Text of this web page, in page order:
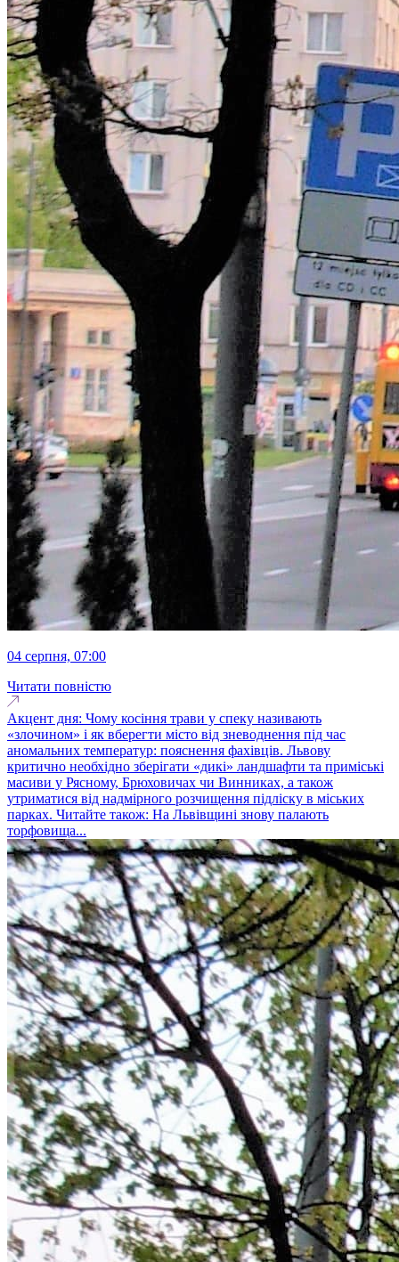
04 серпня, 07:00
Читати повністю
Акцент дня: Чому косіння трави у спеку називають
«злочином» і як вберегти місто від зневоднення під час
аномальних температур: пояснення фахівців. Львову
критично необхідно зберігати «дикі» ландшафти та приміські
масиви у Рясному, Брюховичах чи Винниках, а також
утриматися від надмірного розчищення підліску в міських
парках. Читайте також: На Львівщині знову палають
торфовища...